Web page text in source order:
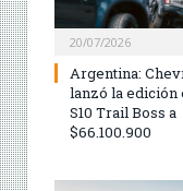
20/07/2026
Argentina:
lanzó la edición
S10 Trail Boss a
$66.100.900